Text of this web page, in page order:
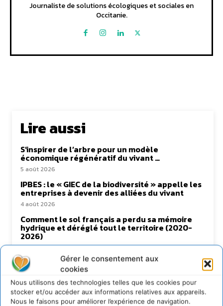
Gérer le consentement aux
cookies
Nous utilisons des technologies telles que les cookies pour
stocker et/ou accéder aux informations relatives aux appareils.
Nous le faisons pour améliorer l’expérience de navigation.
Journaliste de solutions écologiques et sociales en
Occitanie.
Lire aussi
S’inspirer de l’arbre pour un modèle
économique régénératif du vivant …
5 août 2026
IPBES : le « GIEC de la biodiversité » appelle les
entreprises à devenir des alliées du vivant
4 août 2026
Comment le sol français a perdu sa mémoire
hydrique et déréglé tout le territoire (2020-
2026)
2 août 2026
Permaculture, la Voie de l’Autonomie
30 juillet 2026